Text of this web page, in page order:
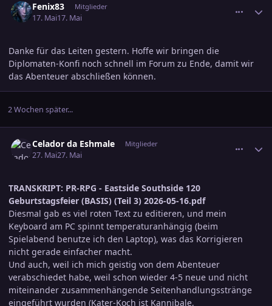
Fenix83 Mitglieder
17. Mai17. Mai
Danke für das Leiten gestern. Hoffe wir bringen die
Diplomaten-Konfi noch schnell im Forum zu Ende, damit wir
das Abenteuer abschließen können.
2 Wochen später...
Celador da Eshmale Mitglieder
27. Mai27. Mai
TRANSKRIPT: PR-RPG - Eastside Southside 120
Geburtstagsfeier (BASIS) (Teil 3) 2026-05-16.pdf
Diesmal gab es viel roten Text zu editieren, und mein
Keyboard am PC spinnt temperaturanhängig (beim
Spielabend benutze ich den Laptop), was das Korrigieren
nicht gerade einfacher macht.
Und auch, weil ich mich geistig von dem Abenteuer
verabschiedet habe, weil schon wieder 4-5 neue und nicht
miteinander zusammenhängende Seitenhandlungsstränge
eingeführt wurden (Kater-Koch ist Kannibale,